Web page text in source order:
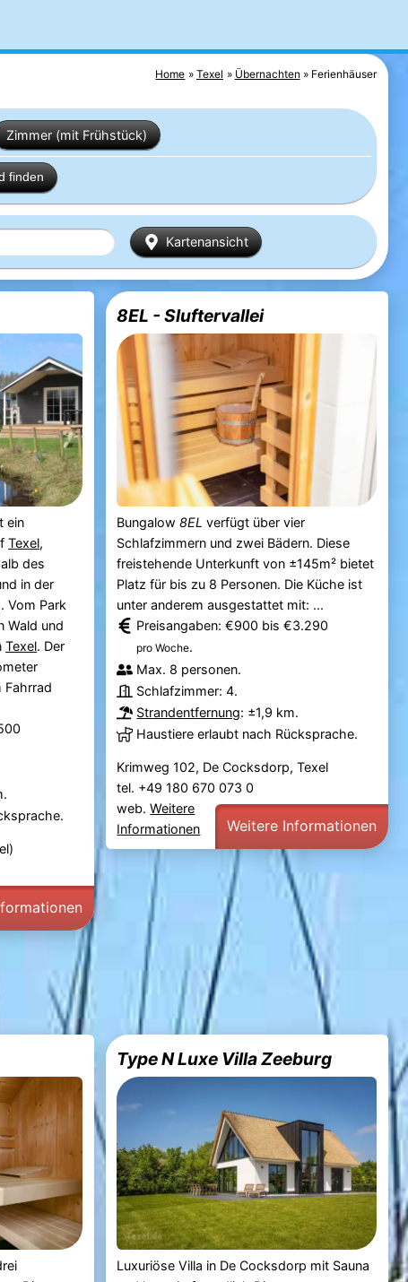
Home Texel Übernachten Ferienhäuser
Zimmer (mit Frühstück)
finden
Kartenansicht
ein
Texel,
des
in der
. Vom Park
Wald und
Texel. Der
Fahrrad
8EL - Sluftervallei
Bungalow8EL verfügt über vier
Schlafzimmern und zwei Bädern. Diese
freistehende Unterkunft von ±145m² bietet
Platz für bis zu 8 Personen. Die Küche ist
unter anderem ausgestattet mit: ...
Preisangaben: €900 bis €3.290
pro Woche.
Max. 8 personen.
Schlafzimmer: 4.
Strandentfernung: ±1,9 km.
Haustiere erlaubt nach Rücksprache.
Krimweg 102, De Cocksdorp, Texel
tel. +49 180 670 073 0
web.Weitere
Informationen
Weitere Informationen
Type N Luxe Villa Zeeburg
Luxuriöse Villa in De Cocksdorp mit Sauna